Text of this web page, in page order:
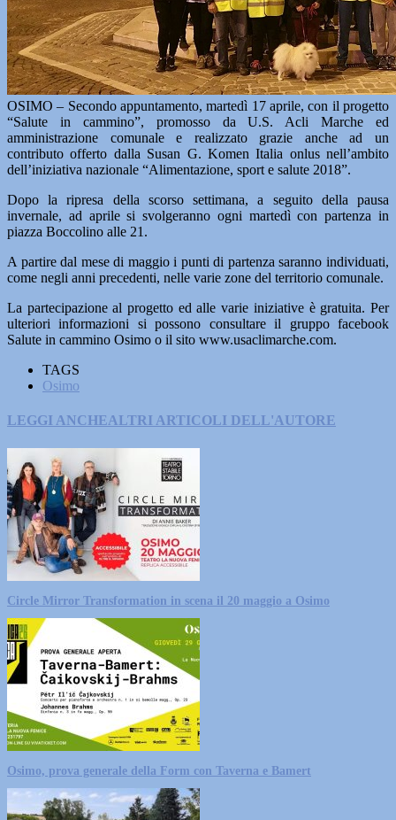
OSIMO – Secondo appuntamento, martedì 17 aprile, con il progetto
“Salute in cammino”, promosso da U.S. Acli Marche ed
amministrazione comunale e realizzato grazie anche ad un
contributo offerto dalla Susan G. Komen Italia onlus nell’ambito
dell’iniziativa nazionale “Alimentazione, sport e salute 2018”.
Dopo la ripresa della scorso settimana, a seguito della pausa
invernale, ad aprile si svolgeranno ogni martedì con partenza in
piazza Boccolino alle 21.
A partire dal mese di maggio i punti di partenza saranno individuati,
come negli anni precedenti, nelle varie zone del territorio comunale.
La partecipazione al progetto ed alle varie iniziative è gratuita. Per
ulteriori informazioni si possono consultare il gruppo facebook
Salute in cammino Osimo o il sito www.usaclimarche.com.
TAGS
Osimo
LEGGI ANCHEALTRI ARTICOLI DELL'AUTORE
Circle Mirror Transformation in scena il 20 maggio a Osimo
Osimo, prova generale della Form con Taverna e Bamert